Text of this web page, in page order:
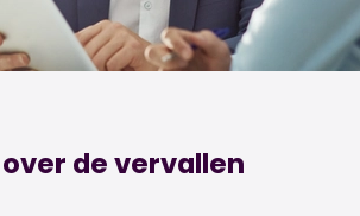
de vervallen